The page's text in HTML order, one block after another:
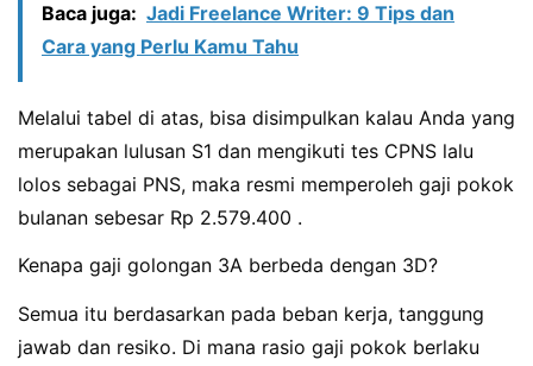
Baca juga: Jadi Freelance Writer: 9 Tips dan
Cara yang Perlu Kamu Tahu
Melalui tabel di atas, bisa disimpulkan kalau Anda yang
merupakan lulusan S1 dan mengikuti tes CPNS lalu
lolos sebagai PNS, maka resmi memperoleh gaji pokok
bulanan sebesar Rp 2.579.400 .
Kenapa gaji golongan 3A berbeda dengan 3D?
Semua itu berdasarkan pada beban kerja, tanggung
jawab dan resiko. Di mana rasio gaji pokok berlaku